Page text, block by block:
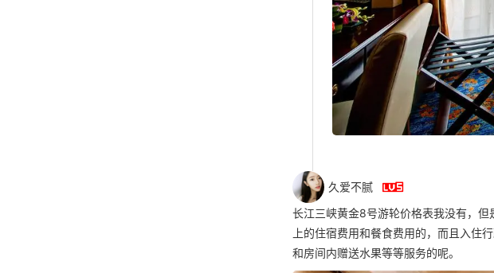
久爱不腻 
长江三峡黄金8号游轮价格表我没有，
上的住宿费用和餐食费用的，而且入住
和房间内赠送水果等等服务的呢。